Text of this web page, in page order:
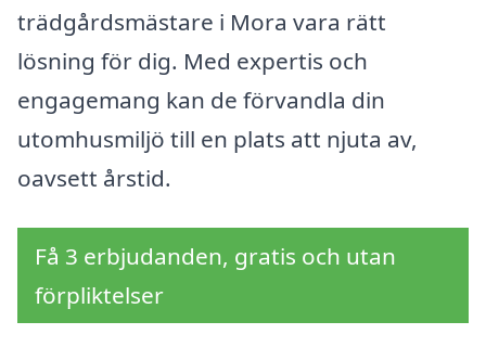
trädgårdsmästare i Mora vara rätt
lösning för dig. Med expertis och
engagemang kan de förvandla din
utomhusmiljö till en plats att njuta av,
oavsett årstid.
Få 3 erbjudanden, gratis och utan
förpliktelser